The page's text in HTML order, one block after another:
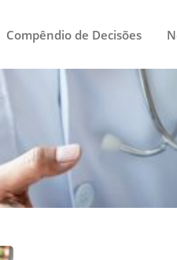
Compêndio de Decisões